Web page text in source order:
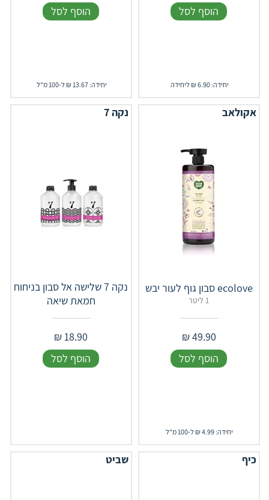
הוסף לסל
יחידה: 6.90 ₪ ליחידה
הוסף לסל
יחידה: 13.67 ₪ ל-100 מ"ל
אקולאב
ecolove סבון גוף לעור יבש
1 ליטר
49.90
₪
הוסף לסל
יחידה: 4.99 ₪ ל-100 מ"ל
נקה 7
נקה 7 שלישה אל סבון בניחוח
חמאת שיאה
18.90
₪
הוסף לסל
כיף שביט